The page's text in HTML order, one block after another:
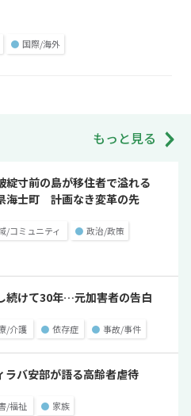
● 国際/海外
もっと見る
綻寸前の島が移住者で溢れる
海士町 計画なき変革の先
/コミュニティ ● 政治/政策
続けて30年…元加害者の告白
/介護 ● 依存症 ● 事故/事件
ラバ安部が語る高齢者虐待
/福祉 ● 家族